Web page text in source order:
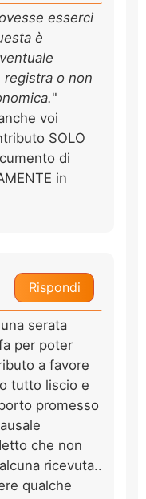
esserci
è
registra o non
"
voi
SOLO
di
in
Rispondi
serata
per poter
a favore
tutto liscio e
promesso
che non
ricevuta..
qualche